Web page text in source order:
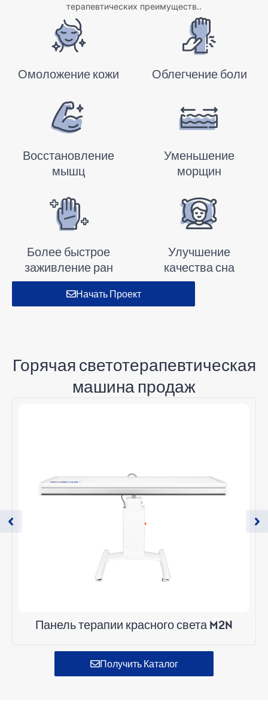
терапевтических преимуществ..
Омоложение кожи Облегчение боли
Восстановление
мышц
Уменьшение
морщин
Более быстрое
заживление ран
Улучшение
качества сна
Начать Проект
Горячая светотерапевтическая
машина продаж
Панель терапии красного света M2N
Получить Каталог